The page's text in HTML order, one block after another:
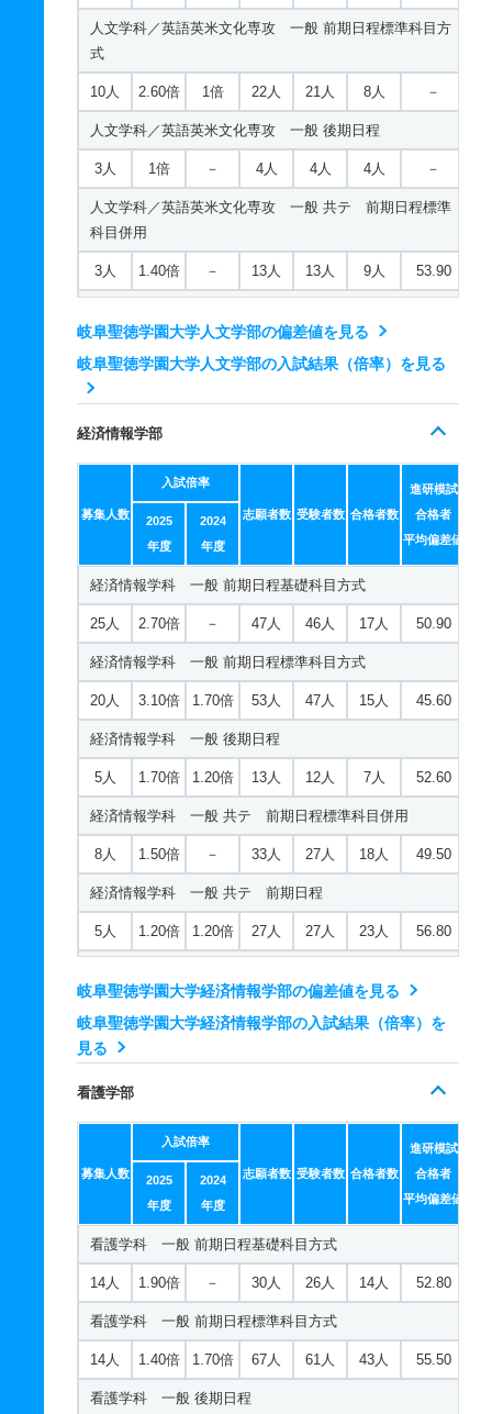
併用
5人
学校教育課程／社会専修 一般 共テ 前期日程
2人 2.10倍 2.30倍 54人 54人 26人
学校教育課程／社会専修 一般 ニ 一般後期日程
2人 1.40倍 3.50倍 14人 14人 10人 －
学校教育課程／社会専修 一般 ニ 後期日程
2人 1.50倍 3人 3人 2人 －
5人 1.60倍 － 45人 45人 28人 －
学校教育課程／数学専修 一般 前期日程基礎科目方式
4人 3.80倍 51.80
10人 174人 167人 61人 52.20
学校教育課程／数学専修 一般 共テ 前期日程標準科目
学校教育課程／理科専修 一般 前期日程基礎科目方式
2人 8.30倍 － 71人 66人 8人 52.40
学校教育課程／理科専修 一般 前期日程標準科目方式
3人 1.80倍 1.30倍 76人 69人 38人 53.70
学校教育課程／理科専修 一般 共テ 前期日程
2人 2.90倍 2.60倍 26人 26人
学校教育課程／理科専修 一般 ニ 一般後期日程
2人 1.40倍 1.50倍 14人 14人
学校教育課程／理科専修 一般 ニ 後期日程
2人 1.30倍 1.30倍
人文学科／英語英米文化専攻 一般 前期日程標準科目方
式
10人 2.60倍 1倍 22人 21人 8人 －
人文学科／英語英米文化専攻 一般 後期日程
3人 1倍 － 4人 4人 4人 －
人文学科／英語英米文化専攻 一般 共テ 前期日程標準
科目併用
3人 1.40倍 － 13人 13人 9人 53.90
人文学科／英語英米文化専攻 一般 ニ 後期日程
1人 1倍 －
人文学科／英語英米文化専攻 推薦 公募制推薦前期
1.10倍 －
人文学科／英語英米文化専攻 推薦 課外活動特別前期
25人 1.10倍 － 34人 34人 32人
人文学科／英語英米文化専攻 推薦 課外活動特別後期
25人 － － 0人 0人 0人
人文学科／日本語日本文化専攻 一般 前期日程基礎科目
方式
7人 1.40倍 － 37人 36人 25人 56.70
人文学科／日本語日本文化専攻 一般 前期日程標準科目
方式
4人 1.30倍 1倍 37人 37人 29人 51.40
人文学科／日本語日本文化専攻 一般 後期日程
1人 1.70倍 － 5人 5人 3人 －
準科目併用
2人
人文学科／日本語日本文化専攻 一般 ニ 後期日程
－
人文学科／日本語日本文化専攻 推薦 公募制推薦前期
5人 1.10倍 － 35人 35人 32人 －
人文学科／日本語日本文化専攻 推薦 課外活動特別前期
9人 1.10倍 － 35人 35人 32人 －
人文学科／日本語日本文化専攻 推薦 課外活動特別後期
岐阜聖徳学園大学人文学部の偏差値を見る
岐阜聖徳学園大学人文学部の入試結果（倍率）を見る
経済情報学部
募集人数
入試倍率
志願者数 受験者数 合格者数
進研模試
合格者
平均偏差値
2025
年度
2024
年度
経済情報学科 一般 前期日程基礎科目方式
25人 2.70倍 － 47人 46人 17人 50.90
経済情報学科 一般 前期日程標準科目方式
20人 3.10倍 1.70倍 53人 47人 15人 45.60
経済情報学科 一般 後期日程
5人 1.70倍 1.20倍 13人 12人 7人 52.60
経済情報学科 一般 共テ 前期日程標準科目併用
8人 1.50倍 － 33人 27人 18人 49.50
経済情報学科 一般 共テ 前期日程
5人 1.20倍 1.20倍 27人 27人 23人 56.80
経済情報学科 推薦 公募制推薦前期
5人 －
経済情報学科 推薦 課外活動特別前期
1倍 1倍
経済情報学科 推薦 課外活動特別後期
60人 1倍 1倍 8人 7人
経済情報学科 推薦 公募制推薦後期
5人 1倍 1倍 8人 7人
岐阜聖徳学園大学経済情報学部の偏差値を見る
岐阜聖徳学園大学経済情報学部の入試結果（倍率）を
見る
看護学部
募集人数
入試倍率
志願者数 受験者数 合格者数
進研模試
合格者
平均偏差値
2025
年度
2024
年度
看護学科 一般 前期日程基礎科目方式
14人 1.90倍 － 30人 26人 14人 52.80
看護学科 一般 前期日程標準科目方式
14人 1.40倍 1.70倍 67人 61人 43人 55.50
看護学科 一般 後期日程